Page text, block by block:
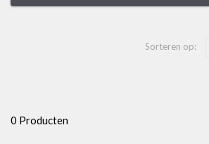
Sorteren op:
0 Producten